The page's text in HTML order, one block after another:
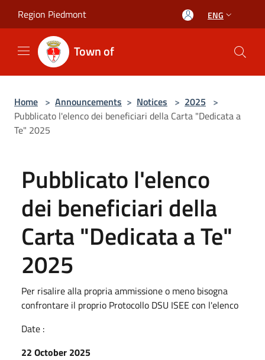
Region Piedmont ENG
Town of
Home > Announcements > Notices > 2025 >
Pubblicato l'elenco dei beneficiari della Carta "Dedicata a
Te" 2025
Pubblicato l'elenco
dei beneficiari della
Carta "Dedicata a Te"
2025
Per risalire alla propria ammissione o meno bisogna
confrontare il proprio Protocollo DSU ISEE con l'elenco
Date :
22 October 2025